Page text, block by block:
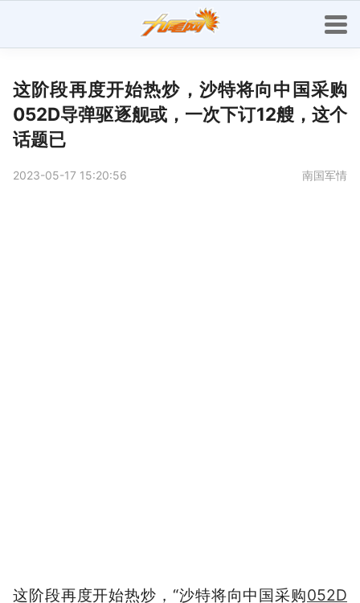
这阶段再度开始热炒，沙特将向中国采购
052D导弹驱逐舰或，一次下订12艘，这个
话题已
2023-05-17 15:20:56 南国军情
这阶段再度开始热炒，“沙特将向中国采购052D